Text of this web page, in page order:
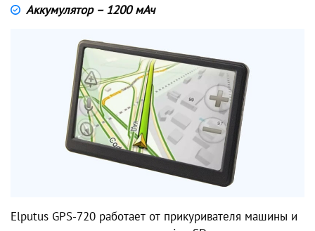
Аккумулятор – 1200 мАч
Elputus GPS-720 работает от прикуривателя машины и